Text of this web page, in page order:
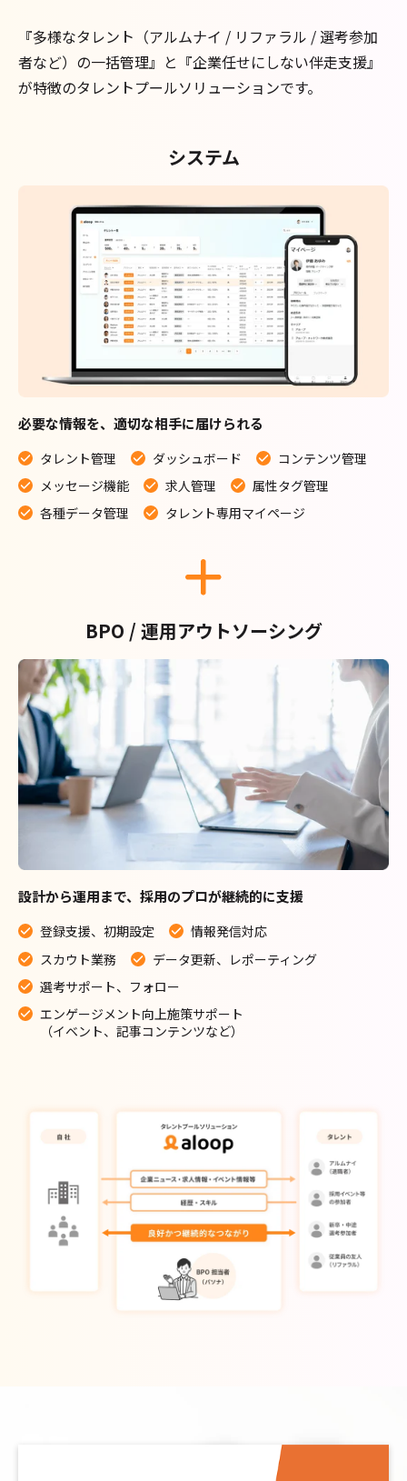
『多様なタレント（アルムナイ / リファラル / 選考参加
者など）の一括管理』と 『企業任せにしない伴走支援』
が特徴のタレントプールソリューションです。
システム
必要な情報を、適切な相手に届けられる
タレント管理 ダッシュボード
コンテンツ管理
メッセージ機能
求人管理
属性タグ管理
各種データ管理
タレント専用マイページ
BPO / 運用アウトソーシング
設計から運用まで、採用のプロが継続的に支援
登録支援、初期設定
情報発信対応
スカウト業務
データ更新、レポーティング
選考サポート、フォロー
エンゲージメント向上施策サポート
（イベント、記事コンテンツなど）